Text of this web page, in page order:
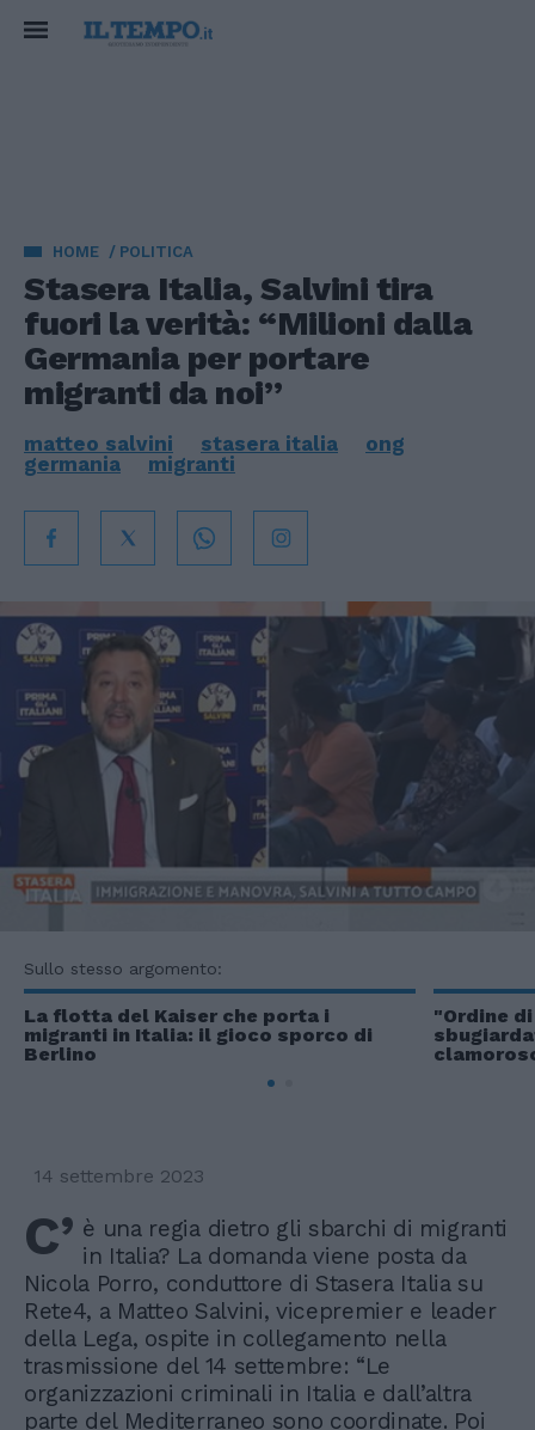
HOME POLITICA
Stasera Italia, Salvini tira
fuori la verità: “Milioni dalla
Germania per portare
migranti da noi”
matteo salvini stasera italia
ong
germania
migranti
Sullo stesso argomento:
La flotta del Kaiser che porta i
migranti in Italia: il gioco sporco di
Berlino
"Ordine
14 settembre 2023
C’ è una regia dietro gli sbarchi di migranti
in Italia? La domanda viene posta da
Nicola Porro, conduttore di Stasera Italia su
Rete4, a Matteo Salvini, vicepremier e leader
della Lega, ospite in collegamento nella
trasmissione del 14 settembre: “Le
organizzazioni criminali in Italia e dall’altra
parte del Mediterraneo sono coordinate. Poi